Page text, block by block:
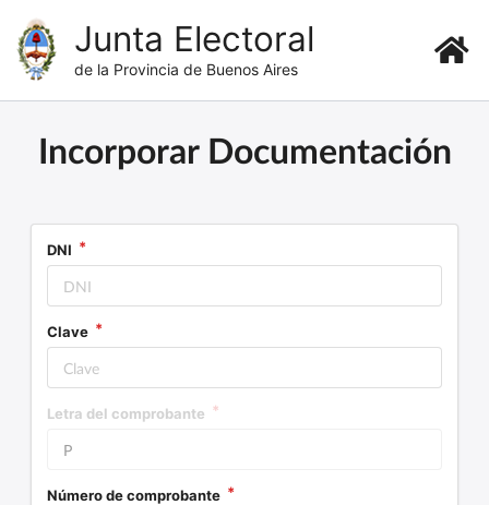
Junta Electoral
de la Provincia de Buenos Aires
Incorporar Documentación
DNI
Clave
Letra del comprobante
Número de comprobante